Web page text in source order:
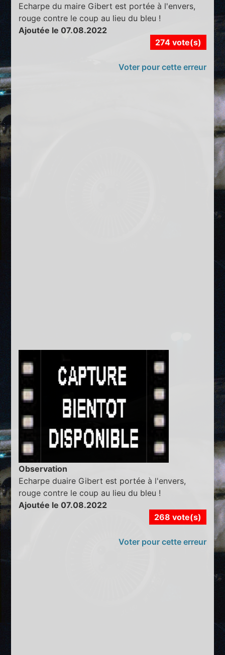
Echarpe du maire Gibert est portée à l'envers,
rouge contre le coup au lieu du bleu !
Ajoutée le 07.08.2022
274 vote(s)
Voter pour cette erreur
Observation
Echarpe duaire Gibert est portée à l'envers,
rouge contre le coup au lieu du bleu !
Ajoutée le 07.08.2022
268 vote(s)
Voter pour cette erreur